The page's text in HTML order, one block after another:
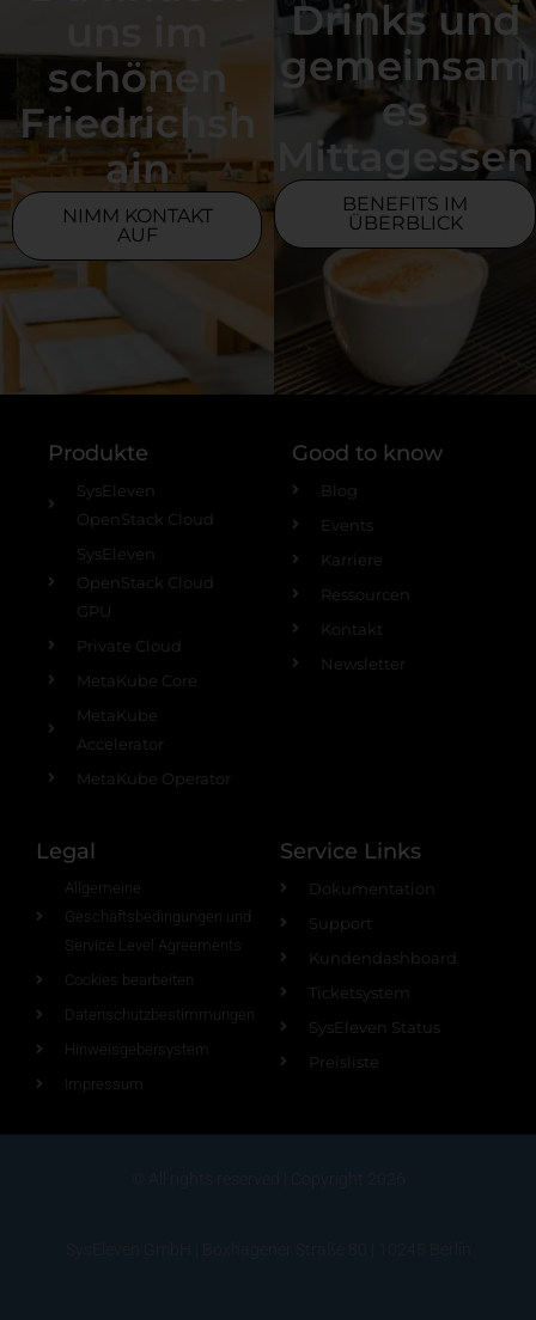
schönen
Friedrichsh
ain
NIMM KONTAKT
AUF
Drinks und
gemeinsam
es
Mittagessen
BENEFITS IM
ÜBERBLICK
Produkte
SysEleven
OpenStack Cloud
SysEleven
OpenStack Cloud
GPU
Private Cloud
MetaKube Core
MetaKube
Accelerator
MetaKube Operator
Good to know
Blog
Events
Karriere
Ressourcen
Kontakt
Newsletter
Legal
Allgemeine
Geschäftsbedingungen und
Service Level Agreements
Cookies bearbeiten
Datenschutzbestimmungen
Hinweisgebersystem
Impressum
Service Links
Dokumentation
Support
Kundendashboard
Ticketsystem
SysEleven Status
Preisliste